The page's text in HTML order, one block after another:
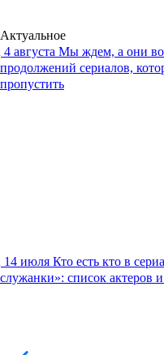
Актуальное
4 августа Мы ждем, а они
продолжений сериалов,
пропустить
14 июля Кто есть кто в
служанки»: список актеров